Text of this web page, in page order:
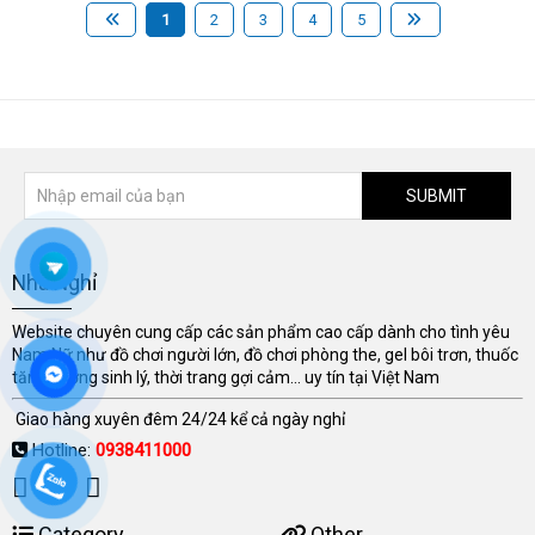
1 2 3 4 5
SUBMIT
Nhà Nghỉ
Website chuyên cung cấp các sản phẩm cao cấp dành cho tình yêu
Nam Nữ như đồ chơi người lớn, đồ chơi phòng the, gel bôi trơn, thuốc
tăng cường sinh lý, thời trang gợi cảm... uy tín tại Việt Nam
Giao hàng xuyên đêm 24/24 kể cả ngày nghỉ
Hotline: 0938411000